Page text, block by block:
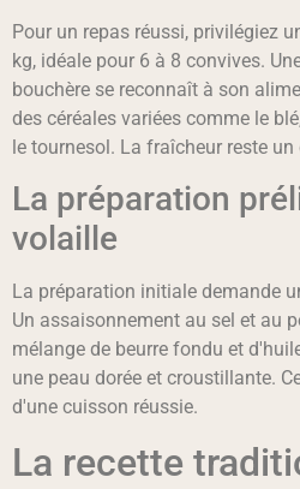
Pour un repas réussi, privilégiez
kg, idéale pour 6 à 8 convives.
bouchère se reconnaît à son
des céréales variées comme le
le tournesol. La fraîcheur reste un
La préparation
volaille
La préparation initiale demande
Un assaisonnement au sel et au
mélange de beurre fondu et
une peau dorée et croustillante.
d'une cuisson réussie.
La recette